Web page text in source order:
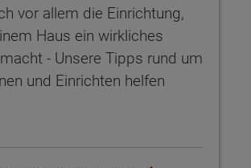
vor allem die Einrichtung,
Haus ein wirkliches
- Unsere Tipps rund um
und Einrichten helfen